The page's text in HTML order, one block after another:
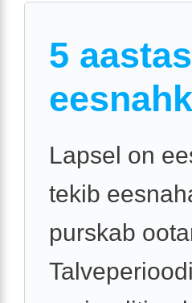
5
eesnahk
Lapsel on
tekib
purskab